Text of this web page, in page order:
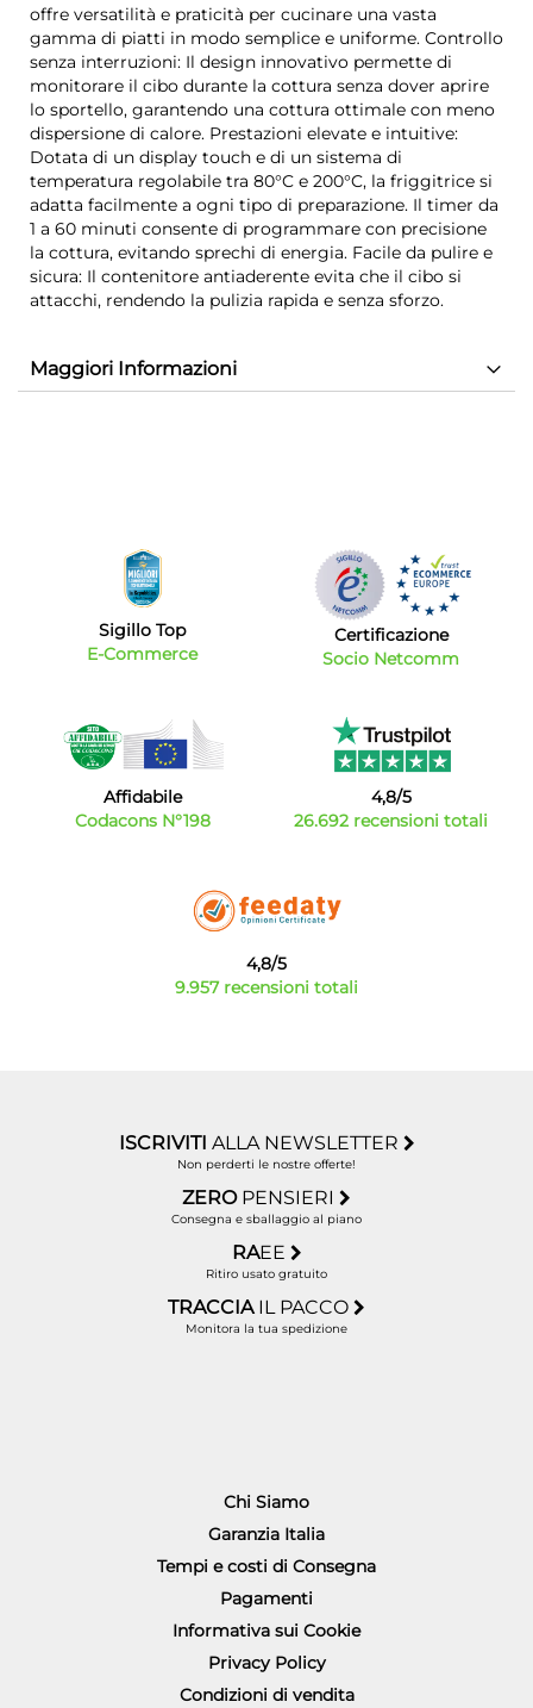
offre versatilità e praticità per cucinare una vasta
gamma di piatti in modo semplice e uniforme. Controllo
senza interruzioni: Il design innovativo permette di
monitorare il cibo durante la cottura senza dover aprire
lo sportello, garantendo una cottura ottimale con meno
dispersione di calore. Prestazioni elevate e intuitive:
Dotata di un display touch e di un sistema di
temperatura regolabile tra 80°C e 200°C, la friggitrice si
adatta facilmente a ogni tipo di preparazione. Il timer da
1 a 60 minuti consente di programmare con precisione
la cottura, evitando sprechi di energia. Facile da pulire e
sicura: Il contenitore antiaderente evita che il cibo si
attacchi, rendendo la pulizia rapida e senza sforzo.
Maggiori Informazioni
Sigillo Top
E-Commerce
Certificazione
Socio Netcomm
Affidabile
Codacons N°198
4,8/5
26.692 recensioni totali
4,8/5
9.957 recensioni totali
ISCRIVITI ALLA NEWSLETTER
Non perderti le nostre offerte!
ZERO PENSIERI
Consegna e sballaggio al piano
RAEE
Ritiro usato gratuito
TRACCIA IL PACCO
Monitora la tua spedizione
Chi Siamo
Garanzia Italia
Tempi e costi di Consegna
Pagamenti
Informativa sui Cookie
Privacy Policy
Condizioni di vendita